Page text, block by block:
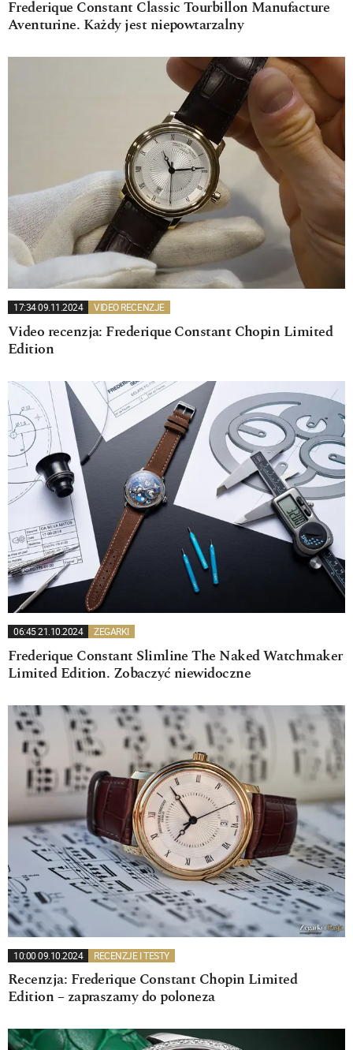
Frederique Constant Classic Tourbillon Manufacture
Aventurine. Każdy jest niepowtarzalny
17:34 09.11.2024 VIDEO RECENZJE
Video recenzja: Frederique Constant Chopin Limited
Edition
06:45 21.10.2024 ZEGARKI
Frederique Constant Slimline The Naked Watchmaker
Limited Edition. Zobaczyć niewidoczne
10:00 09.10.2024 RECENZJE I TESTY
Recenzja: Frederique Constant Chopin Limited
Edition – zapraszamy do poloneza